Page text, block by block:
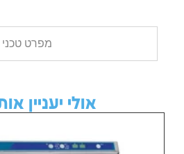
מפרט טכני
אולי יעניין אותך גם: